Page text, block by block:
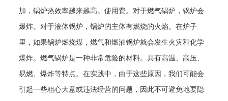
加，锅炉热效率越来越高。使用费。对于燃气锅炉，锅炉会
爆炸。对于液体锅炉，锅炉的主体有燃烧的火焰。在炉子
里，如果锅炉燃烧煤，燃气和燃油锅炉就会发生火灾和化学
爆炸。燃气锅炉是一种非常危险的材料。具有高温、高压、
易燃、爆炸等特点。在实践中，由于这些原因，我们可能会
引起一些粗心大意或违法经营的问题，因此不可避免地要隐